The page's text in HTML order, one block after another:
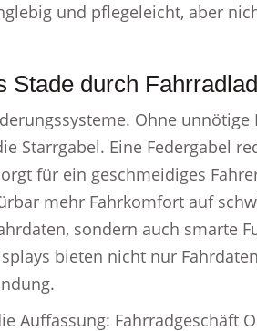
und pflegeleicht, aber
Stade durch
Ohne
Starrgabel. Eine Federgabel
für ein geschmeidiges
mehr Fahrkomfort auf
sondern auch smarte
bieten nicht nur
Auffassung: Fahrradgeschäft